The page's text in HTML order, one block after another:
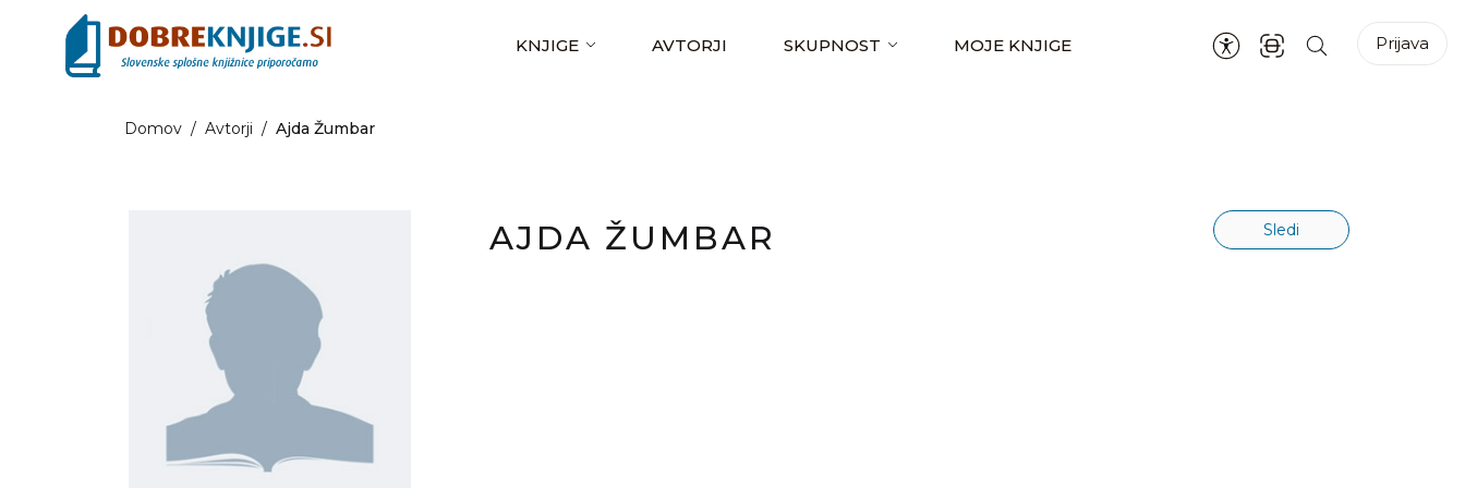
KNJIGE AVTORJI SKUPNOST MOJE KNJIGE Prijava
Domov / Avtorji / Ajda Žumbar
AJDA ŽUMBAR Sledi